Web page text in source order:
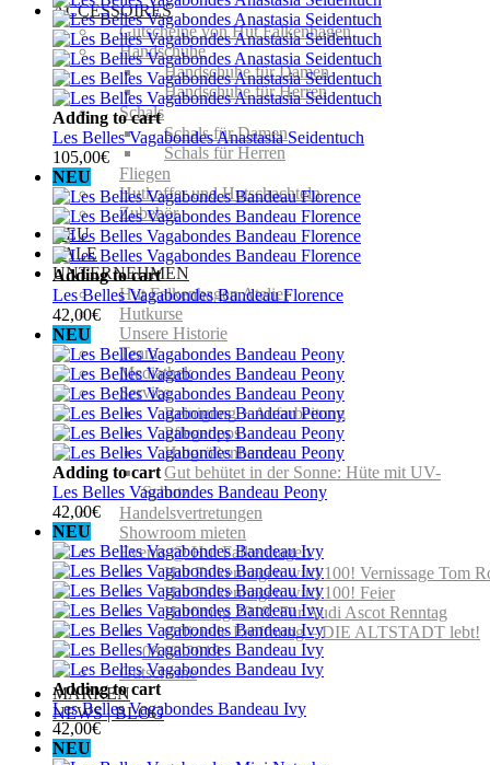
ACCESSOIRES
Gutscheine von Hut Falkenhagen
Handschuhe
Handschuhe für Damen
Handschuhe für Herren
Schals
Schals für Damen
Schals für Herren
Fliegen
Hutkoffer und Hutschachteln
Zubehör
NEU
SALE
UNTERNEHMEN
Hut Falkenhagen Atelier
Hutkurse
Unsere Historie
Team
Mediathek
Service
Reinigung + Aufarbeitung
Pflegetipps
Hutgrößenberater
Gut behütet in der Sonne: Hüte mit UV-
Schutz
Handelsvertretungen
Showroom mieten
Events @ Hut Falkenhagen
Hut Falkenhagen wird 100! Vernissage Tom
Hut Falkenhagen wird 100! Feier
Hutfitting 2018: Für Audi Ascot Renntag
Offizielle Eröffnung – DIE ALTSTADT lebt!
08.08.2019
Gutscheine
MARKEN
NEWS | BLOG
Adding to cart
Les Belles Vagabondes Anastasia Seidentuch
105,00€
NEU
Adding to cart
Les Belles Vagabondes Bandeau Florence
42,00€
NEU
Adding to cart
Les Belles Vagabondes Bandeau Peony
42,00€
NEU
Adding to cart
Les Belles Vagabondes Bandeau Ivy
42,00€
NEU